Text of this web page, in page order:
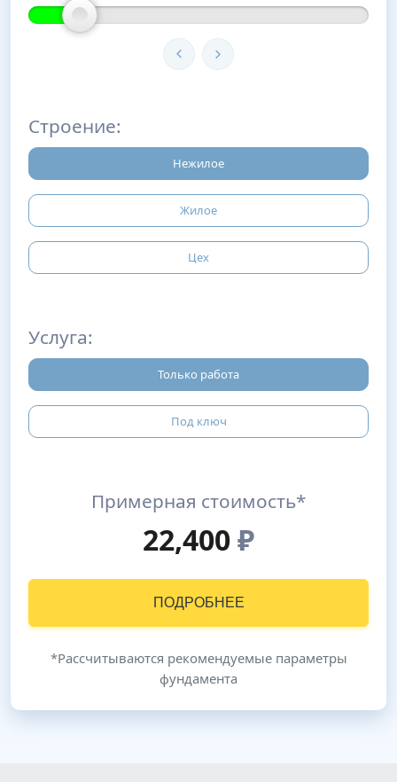
Строение:
Нежилое
Жилое
Цех
Услуга:
Только работа
Под ключ
Примерная стоимость*
22,400₽
ПОДРОБНЕЕ
*Рассчитываются рекомендуемые параметры
фундамента